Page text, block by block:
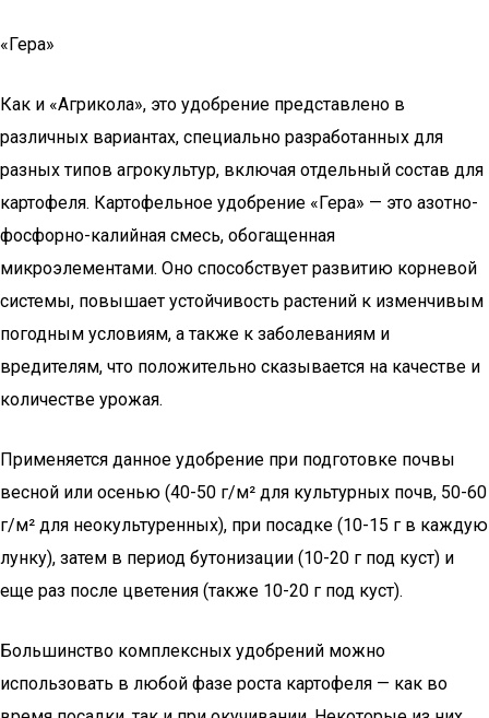
«Гера»
Как и «Агрикола», это удобрение представлено в
различных вариантах, специально разработанных для
разных типов агрокультур, включая отдельный состав для
картофеля. Картофельное удобрение «Гера» — это азотно-
фосфорно-калийная смесь, обогащенная
микроэлементами. Оно способствует развитию корневой
системы, повышает устойчивость растений к изменчивым
погодным условиям, а также к заболеваниям и
вредителям, что положительно сказывается на качестве и
количестве урожая.
Применяется данное удобрение при подготовке почвы
весной или осенью (40-50 г/м² для культурных почв, 50-60
г/м² для неокультуренных), при посадке (10-15 г в каждую
лунку), затем в период бутонизации (10-20 г под куст) и
еще раз после цветения (также 10-20 г под куст).
Большинство комплексных удобрений можно
использовать в любой фазе роста картофеля — как во